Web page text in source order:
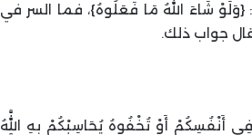
{وَلَوْ شَاءَ اللَّهُ مَا فَعَلُوهُ}، فما السر في
جواب ذلك.
أَنْفُسِكُمْ أَوْ تُخْفُوهُ يُحَاسِبْكُمْ بِهِ اللَّهُ